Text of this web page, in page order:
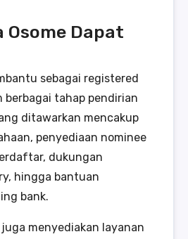
Osome Dapat
sebagai registered
berbagai tahap pendirian
ditawarkan mencakup
penyediaan nominee
dukungan
hingga bantuan
bank.
menyediakan layanan